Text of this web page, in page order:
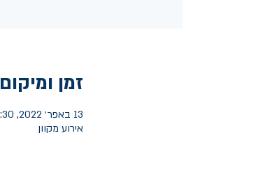
זמן ומיקום
13 באפר׳ 2022, 19:30
אירוע מקוון